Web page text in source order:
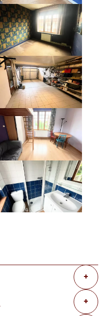
+
+